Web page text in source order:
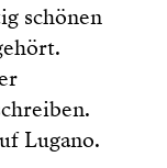
schönen
Lugano.